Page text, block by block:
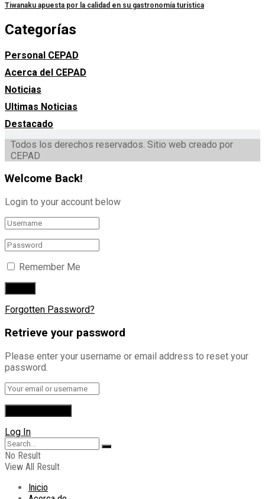
Tiwanaku apuesta por la calidad en su gastronomía turística
Categorías
Personal CEPAD
Acerca del CEPAD
Noticias
Ultimas Noticias
Destacado
Todos los derechos reservados. Sitio web creado por
CEPAD
Welcome Back!
Login to your account below
Remember Me
Forgotten Password?
Retrieve your password
Please enter your username or email address to reset your
password.
Log In
No Result
View All Result
Inicio